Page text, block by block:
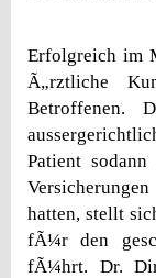
Erfolgreich im
Ã„rztliche
Betroffenen.
Patient
hatten, stellt
fÃ¼r den
fÃ¼hrt. Dr.